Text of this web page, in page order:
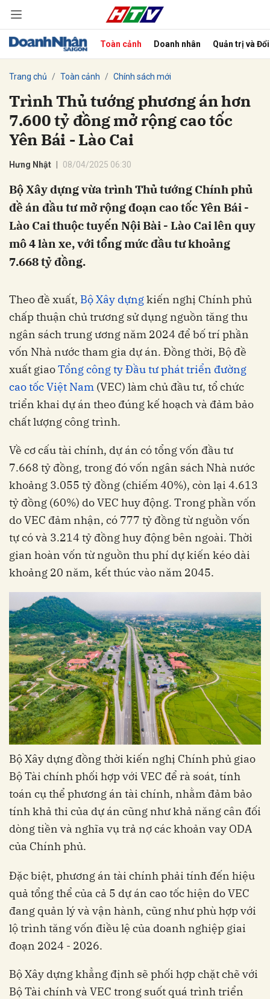
Toàn cảnh Doanh nhân Quản trị và
Trang chủ Toàn cảnh Chính sách mới
Trình Thủ tướng phương án hơn
7.600 tỷ đồng mở rộng cao tốc
Yên Bái - Lào Cai
Hưng Nhật 08/04/2025 06:30
Bộ Xây dựng vừa trình Thủ tướng Chính phủ
đề án đầu tư mở rộng đoạn cao tốc Yên Bái -
Lào Cai thuộc tuyến Nội Bài - Lào Cai lên quy
mô 4 làn xe, với tổng mức đầu tư khoảng
7.668 tỷ đồng.
Theo đề xuất, Bộ Xây dựngkiến nghị Chính phủ
chấp thuận chủ trương sử dụng nguồn tăng thu
ngân sách trung ương năm 2024 để bố trí phần
vốn Nhà nước tham gia dự án. Đồng thời, Bộ đề
xuất giaoTổng công ty Đầu tư phát triển đường
cao tốc Việt Nam (VEC) làm chủ đầu tư, tổ chức
triển khai dự án theo đúng kế hoạch và đảm bảo
chất lượng công trình.
Về cơ cấu tài chính, dự án có tổng vốn đầu tư
7.668 tỷ đồng, trong đó vốn ngân sách Nhà nước
khoảng 3.055 tỷ đồng (chiếm 40%), còn lại 4.613
tỷ đồng (60%) do VEC huy động. Trong phần vốn
do VEC đảm nhận, có 777 tỷ đồng từ nguồn vốn
tự có và 3.214 tỷ đồng huy động bên ngoài. Thời
gian hoàn vốn từ nguồn thu phí dự kiến kéo dài
khoảng 20 năm, kết thúc vào năm 2045.
Bộ Xây dựng đồng thời kiến nghị Chính phủ giao
Bộ Tài chính phối hợp với VEC để rà soát, tính
toán cụ thể phương án tài chính, nhằm đảm bảo
tính khả thi của dự án cũng như khả năng cân đối
dòng tiền và nghĩa vụ trả nợ các khoản vay ODA
của Chính phủ.
Đặc biệt, phương án tài chính phải tính đến hiệu
quả tổng thể của cả 5 dự án cao tốc hiện do VEC
đang quản lý và vận hành, cũng như phù hợp với
lộ trình tăng vốn điều lệ của doanh nghiệp giai
đoạn 2024 - 2026.
Bộ Xây dựng khẳng định sẽ phối hợp chặt chẽ với
Bộ Tài chính và VEC trong suốt quá trình triển
Hủy